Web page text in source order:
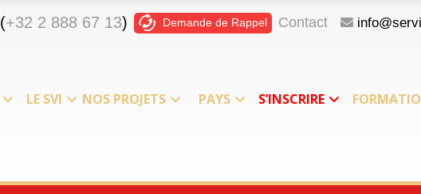
(+32 2 888 67 13) Demande de Rappel Contact
LE SVI NOS PROJETS PAYS S’INSCRIRE